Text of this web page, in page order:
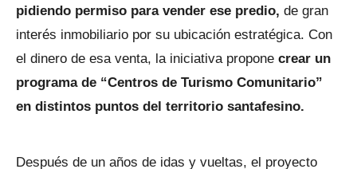
pidiendo permiso para vender ese predio, de gran
interés inmobiliario por su ubicación estratégica. Con
el dinero de esa venta, la iniciativa propone crear un
programa de “Centros de Turismo Comunitario”
en distintos puntos del territorio santafesino.
Después de un años de idas y vueltas, el proyecto